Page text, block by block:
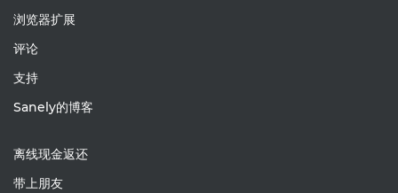
浏览器扩展
评论
支持
Sanely的博客
离线现金返还
带上朋友